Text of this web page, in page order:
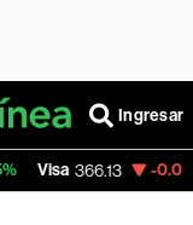
Ingresar
-0.04%